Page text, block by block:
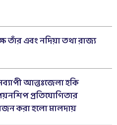
তাঁর এবং নদিয়া তথা রাজ্য
আন্তঃজেলা হকি
প্রতিযোগিতার
করা হলো মালদায়